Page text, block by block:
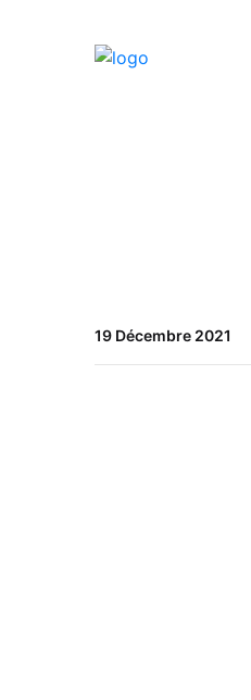
19 Décembre 2021